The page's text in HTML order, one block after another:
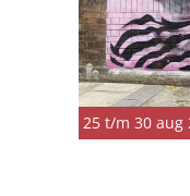
25 t/m 30 aug